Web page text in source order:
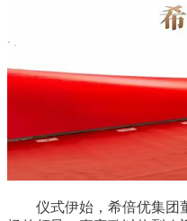
仪式伊始，希倍优集团